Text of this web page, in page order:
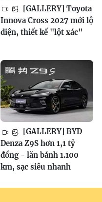
[GALLERY] Toyota
Innova Cross 2027 mới lộ
diện, thiết kế "lột xác"
[GALLERY] BYD
Denza Z9S hơn 1,1 tỷ
đồng - lăn bánh 1.100
km, sạc siêu nhanh